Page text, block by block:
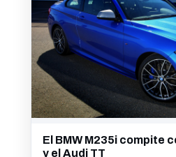
El BMW M235i compite
y el Audi TT